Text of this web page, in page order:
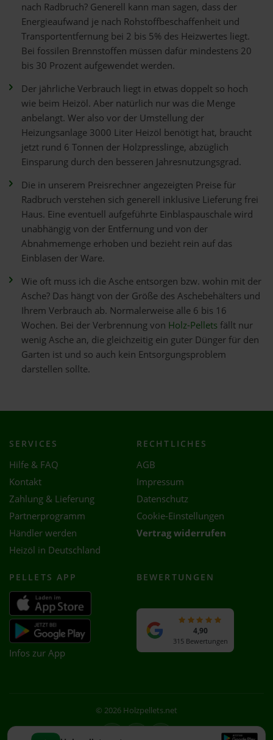
nach Radbruch? Generell kann man sagen, dass der
Energieaufwand je nach Rohstoffbeschaffenheit und
Transportentfernung bei 2 bis 5% des Heizwertes liegt.
Bei fossilen Brennstoffen müssen dafür mindestens 20
bis 30 Prozent aufgewendet werden.
Der jährliche Verbrauch liegt in etwas doppelt so hoch
wie beim Heizöl. Aber natürlich nur was die Menge
anbelangt. Wer also vor der Umstellung der
Heizungsanlage 3000 Liter Heizöl benötigt hat, braucht
jetzt rund 6 Tonnen der Holzpresslinge, abzüglich
Einsparung durch den besseren Jahresnutzungsgrad.
Die in unserem Preisrechner angezeigten Preise für
Radbruch verstehen sich generell inklusive Lieferung frei
Haus. Eine eventuell aufgeführte Einblaspauschale wird
unabhängig von der Entfernung und von der
Abnahmemenge erhoben und bezieht rein auf das
Einblasen der Ware.
Wie oft muss ich die Asche entsorgen bzw. wohin mit der
Asche? Das hängt von der Größe des Aschebehälters und
Ihrem Verbrauch ab. Normalerweise alle 6 bis 16
Wochen. Bei der Verbrennung von Holz-Pelletsfällt nur
wenig Asche an, die gleichzeitig ein guter Dünger für den
Garten ist und so auch kein Entsorgungsproblem
darstellen sollte.
SERVICES
Hilfe & FAQ
Kontakt
Zahlung & Lieferung
Partnerprogramm
Händler werden
Heizöl in Deutschland
RECHTLICHES
AGB
Impressum
Datenschutz
Cookie-Einstellungen
Vertrag widerrufen
PELLETS APP
Infos zur App
BEWERTUNGEN
4,90
315 Bewertungen
© 2026 Holzpellets.net